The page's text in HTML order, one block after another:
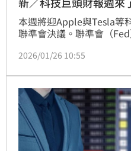
本週將迎Apple與Tesla等
聯準會決議。聯準會（
今（26）日美股開盤，截
29.75點或0.43％、那斯
0.32％。
2026/01/26 10:55